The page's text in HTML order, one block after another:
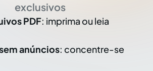
exclusivos
PDF: imprima ou leia
anúncios: concentre-se